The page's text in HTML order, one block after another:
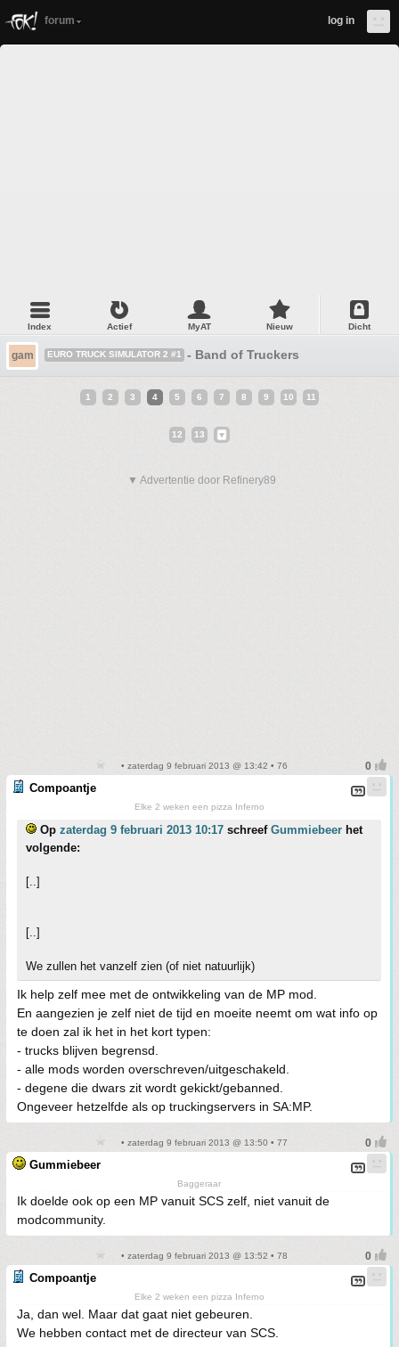
forum log in
Index Actief MyAT Nieuw Dicht
gam EURO TRUCK SIMULATOR 2 #1 - Band of Truckers
1 2 3 4 5 6 7 8 9 10 11
12 13
▼ Advertentie door Refinery89
• zaterdag 9 februari 2013 @ 13:42 • 76
Compoantje
Elke 2 weken een pizza Inferno
Op zaterdag 9 februari 2013 10:17 schreef Gummiebeer het
volgende:
[..]
[..]
We zullen het vanzelf zien (of niet natuurlijk)
Ik help zelf mee met de ontwikkeling van de MP mod.
En aangezien je zelf niet de tijd en moeite neemt om wat info op
te doen zal ik het in het kort typen:
- trucks blijven begrensd.
- alle mods worden overschreven/uitgeschakeld.
- degene die dwars zit wordt gekickt/gebanned.
Ongeveer hetzelfde als op truckingservers in SA:MP.
• zaterdag 9 februari 2013 @ 13:50 • 77
Gummiebeer
Baggeraar
Ik doelde ook op een MP vanuit SCS zelf, niet vanuit de
modcommunity.
• zaterdag 9 februari 2013 @ 13:52 • 78
Compoantje
Elke 2 weken een pizza Inferno
Ja, dan wel. Maar dat gaat niet gebeuren.
We hebben contact met de directeur van SCS.